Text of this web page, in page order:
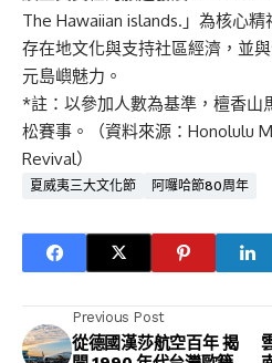
The Hawaiian islands.」為核心
存在地文化與支持社區經濟，並
元島嶼魅力。
*註：以參加人數為基準，檀香山
松賽事。（資料來源：Honolulu
Revival）
夏威夷三大文化節 阿囉哈節80周年
Previous Post
從德國漢莎航空百年 揭